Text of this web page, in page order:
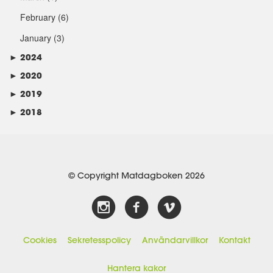
February (6)
January (3)
► 2024
► 2020
► 2019
► 2018
© Copyright Matdagboken 2026
Cookies Sekretesspolicy Användarvillkor Kontakt
Hantera kakor